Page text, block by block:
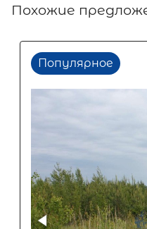
Похожие
Популярное